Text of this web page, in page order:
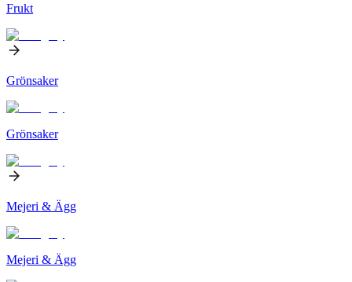
Frukt
Grönsaker
Grönsaker
Mejeri & Ägg
Mejeri & Ägg